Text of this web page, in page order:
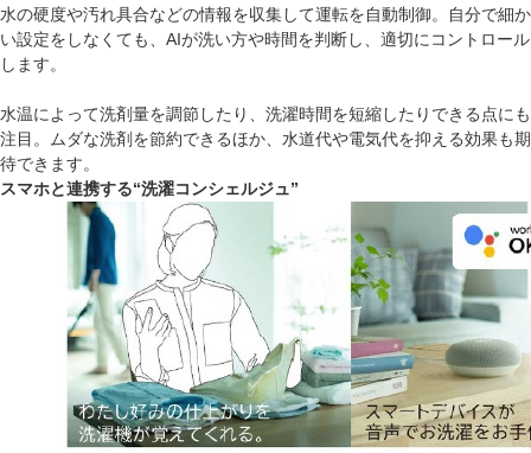
水の硬度や汚れ具合などの情報を収集して運転を自動制御。自分で細か
い設定をしなくても、AIが洗い方や時間を判断し、適切にコントロール
します。
水温によって洗剤量を調節したり、洗濯時間を短縮したりできる点にも
注目。ムダな洗剤を節約できるほか、水道代や電気代を抑える効果も期
待できます。
スマホと連携する“洗濯コンシェルジュ”